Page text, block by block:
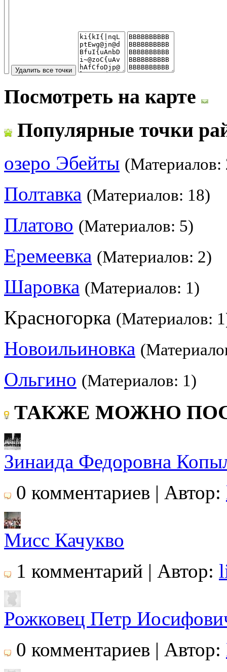
Посмотреть на карте
Популярные точки
озеро Эбейты (Материалов:
Полтавка (Материалов: 18)
Платово (Материалов: 5)
Еремеевка (Материалов: 2)
Шаровка (Материалов: 1)
Красногорка (Материалов:
Новоильиновка
Ольгино (Материалов: 1)
ТАКЖЕ МОЖНО
Зинаида Федоровна
0 комментариев | Автор:
Мисс Качукво
1 комментарий | Автор:
Рожковец Петр
0 комментариев | Автор: